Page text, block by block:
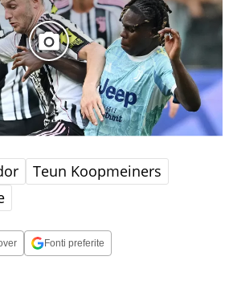
Teun Koopmeiners
Fonti preferite